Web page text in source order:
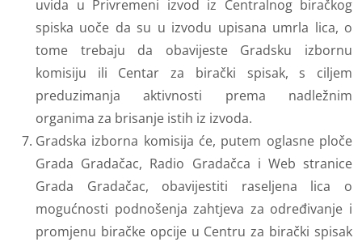
uvida u Privremeni izvod iz Centralnog biračkog
spiska uoče da su u izvodu upisana umrla lica, o
tome trebaju da obavijeste Gradsku izbornu
komisiju ili Centar za birački spisak, s ciljem
preduzimanja aktivnosti prema nadležnim
organima za brisanje istih iz izvoda.
Gradska izborna komisija će, putem oglasne ploče
Grada Gradačac, Radio Gradačca i Web stranice
Grada Gradačac, obavijestiti raseljena lica o
mogućnosti podnošenja zahtjeva za određivanje i
promjenu biračke opcije u Centru za birački spisak